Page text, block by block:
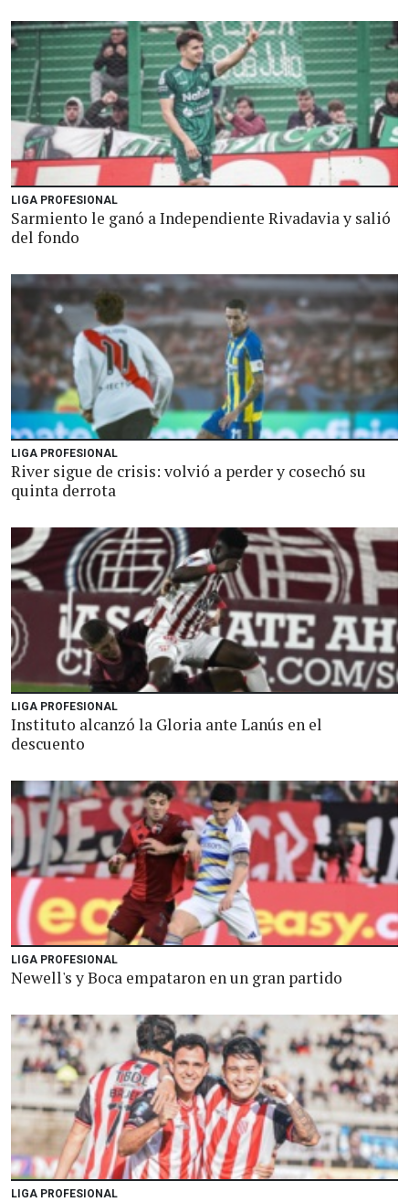
LIGA PROFESIONAL
Sarmiento le ganó a Independiente Rivadavia y salió
del fondo
LIGA PROFESIONAL
River sigue de crisis: volvió a perder y cosechó su
quinta derrota
LIGA PROFESIONAL
Instituto alcanzó la Gloria ante Lanús en el
descuento
LIGA PROFESIONAL
Newell's y Boca empataron en un gran partido
LIGA PROFESIONAL